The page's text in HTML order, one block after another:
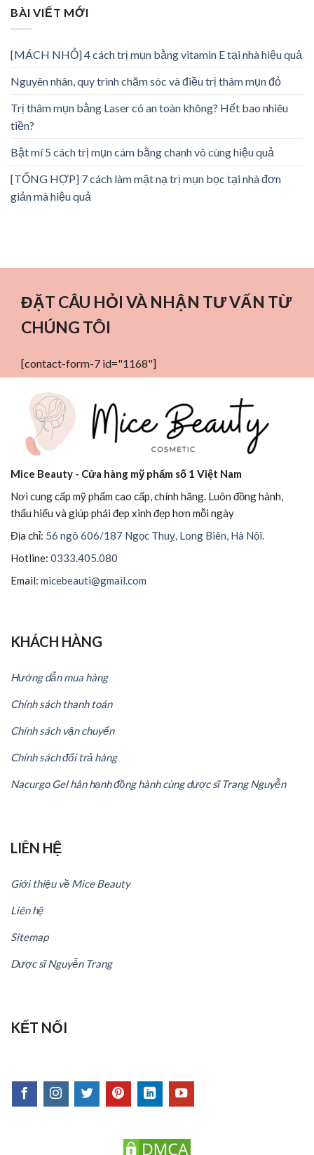
BÀI VIẾT MỚI
[MÁCH NHỎ] 4 cách trị mụn bằng vitamin E tại nhà hiệu quả
Nguyên nhân, quy trình chăm sóc và điều trị thâm mụn đỏ
Trị thâm mụn bằng Laser có an toàn không? Hết bao nhiêu
tiền?
Bật mí 5 cách trị mụn cám bằng chanh vô cùng hiệu quả
[TỔNG HỢP] 7 cách làm mặt nạ trị mụn bọc tại nhà đơn
giản mà hiệu quả
ĐẶT CÂU HỎI VÀ NHẬN TƯ VẤN TỪ
CHÚNG TÔI
[contact-form-7 id="1168"]
Mice Beauty - Cửa hàng mỹ phẩm số 1 Việt Nam
Nơi cung cấp mỹ phẩm cao cấp, chính hãng. Luôn đồng hành,
thấu hiểu và giúp phái đẹp xinh đẹp hơn mỗi ngày
Địa chỉ: 56 ngõ 606/187 Ngọc Thuỵ, Long Biên, Hà Nội.
Hotline: 0333.405.080
Email: micebeauti@gmail.com
KHÁCH HÀNG
Hướng dẫn mua hàng
Chính sách thanh toán
Chính sách vận chuyển
Chính sách đổi trả hàng
Nacurgo Gel hân hạnh đồng hành cùng dược sĩ Trang Nguyễn
LIÊN HỆ
Giới thiệu về Mice Beauty
Liên hệ
Sitemap
Dược sĩ Nguyễn Trang
KẾT NỐI